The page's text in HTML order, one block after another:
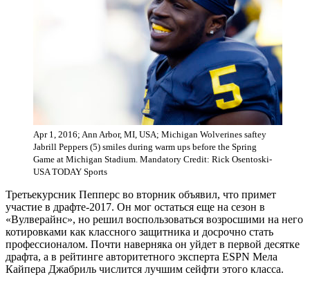
Apr 1, 2016; Ann Arbor, MI, USA; Michigan Wolverines saftey
Jabrill Peppers (5) smiles during warm ups before the Spring
Game at Michigan Stadium. Mandatory Credit: Rick Osentoski-
USA TODAY Sports
Третьекурсник Пепперс во вторник объявил, что примет
участие в драфте-2017. Он мог остаться еще на сезон в
«Вулверайнс», но решил воспользоваться возросшими на него
котировками как классного защитника и досрочно стать
профессионалом. Почти наверняка он уйдет в первой десятке
драфта, а в рейтинге авторитетного эксперта ESPN Мела
Кайпера Джабриль числится лучшим сейфти этого класса.